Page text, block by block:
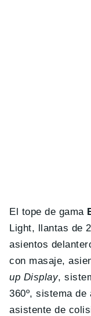
El tope de gama
Light, llantas de
asientos
con masaje,
up Display,
360º, sistema de
asistente de